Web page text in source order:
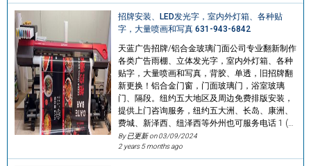
招牌安装、LED发光字，室内外灯箱、各种贴
字，大量喷画和写真 631-943-6842
天蓝广告招牌/铝合金玻璃门面公司专业翻新制作
各类广告雨棚、立体发光字，室内外灯箱、各种
贴字，大量喷画和写真，背胶、单透，旧招牌翻
新更换！铝合金门窗，门面玻璃门，浴室玻璃
门、隔段。纽约五大地区及周边免费排版安装，
提供上门咨询服务，纽约五大洲、长岛、康洲、
费城、新泽西、纽泽西等外州也可服务电话 1 (…
By 已更新 on03/09/2024
2 years 5 months ago